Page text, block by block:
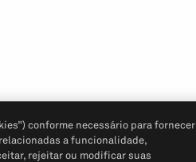
conforme necessário para fornecer
a funcionalidade,
rejeitar ou modificar suas